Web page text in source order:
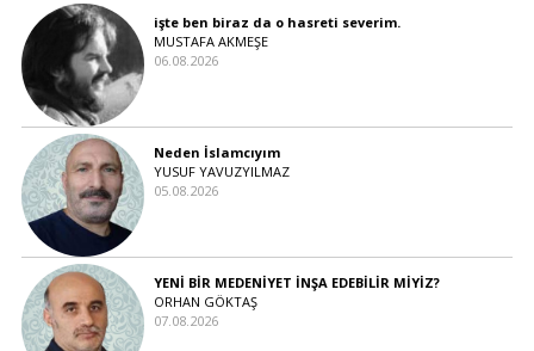
işte ben biraz da o hasreti severim.
MUSTAFA AKMEŞE
06.08.2026
Neden İslamcıyım
YUSUF YAVUZYILMAZ
05.08.2026
YENİ BİR MEDENİYET İNŞA EDEBİLİR MİYİZ?
ORHAN GÖKTAŞ
07.08.2026